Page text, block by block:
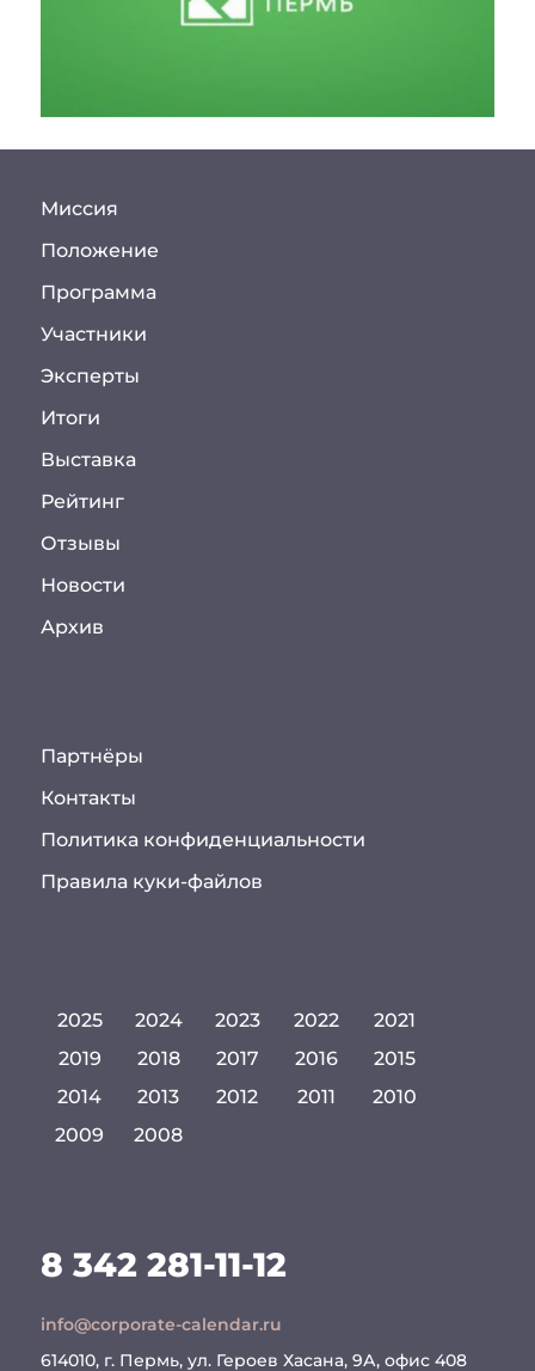
Миссия
Положение
Программа
Участники
Эксперты
Итоги
Выставка
Рейтинг
Отзывы
Новости
Архив
Партнёры
Контакты
Политика конфиденциальности
Правила куки-файлов
2025 2024 2023 2022
2021
2019
2018 2017 2016
2015
2014
2013 2012 2011
2010
2009
2008
8 342 281-11-12
info@corporate-calendar.ru
614010, г. Пермь, ул. Героев Хасана, 9А, офис 408